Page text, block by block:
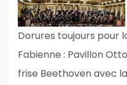
Dorures toujours pour
Fabienne : Pavillon
frise Beethoven avec